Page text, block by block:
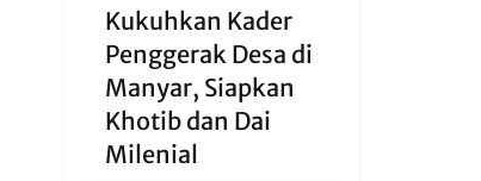
Kukuhkan Kader
Penggerak Desa di
Manyar, Siapkan
Khotib dan Dai
Milenial